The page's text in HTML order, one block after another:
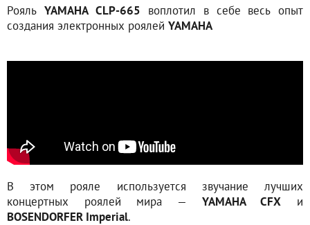
Рояль YAMAHA CLP-665 воплотил в себе весь опыт
создания электронных роялей YAMAHA
В этом рояле используется звучание лучших
концертных роялей мира — YAMAHA CFX и
BOSENDORFER Imperial.